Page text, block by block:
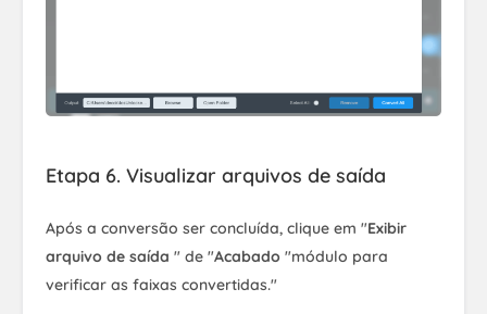
Etapa 6. Visualizar arquivos de saída
Após a conversão ser concluída, clique em "Exibir
arquivo de saída " de "Acabado "módulo para
verificar as faixas convertidas."